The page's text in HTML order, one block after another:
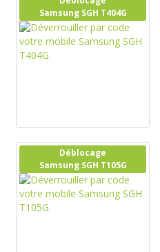
Samsung SGH T404G
Déblocage
Samsung SGH T105G